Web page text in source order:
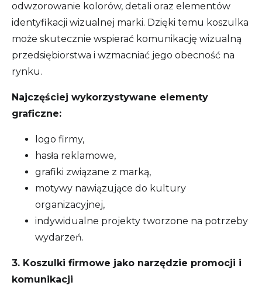
odwzorowanie kolorów, detali oraz elementów
identyfikacji wizualnej marki. Dzięki temu koszulka
może skutecznie wspierać komunikację wizualną
przedsiębiorstwa i wzmacniać jego obecność na
rynku.
Najczęściej wykorzystywane elementy
graficzne:
logo firmy,
hasła reklamowe,
grafiki związane z marką,
motywy nawiązujące do kultury
organizacyjnej,
indywidualne projekty tworzone na potrzeby
wydarzeń.
3. Koszulki firmowe jako narzędzie promocji i
komunikacji